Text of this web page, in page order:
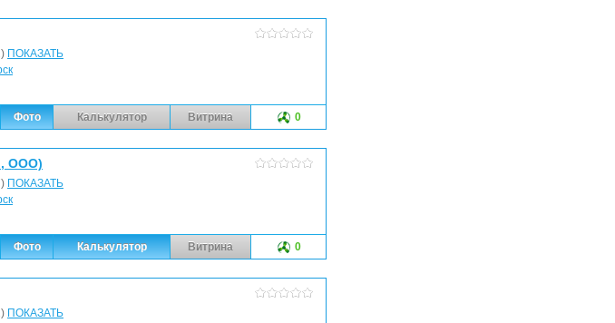
ПОКАЗАТЬ
Фото Калькулятор Витрина 0
ООО)
ПОКАЗАТЬ
Фото Калькулятор Витрина 0
ПОКАЗАТЬ